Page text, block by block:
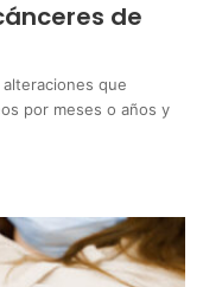
de
que
por meses o años y